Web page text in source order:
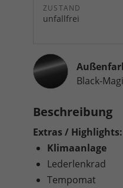
ZUSTAND
unfallfrei
Black-
Beschreibung
Extras / Highlights:
Klimaanlage
Lederlenkrad
Tempomat